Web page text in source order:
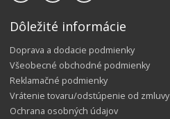
Dôležité informácie
Doprava a dodacie podmienky
Všeobecné obchodné podmienky
Reklamačné podmienky
Vrátenie tovaru/odstúpenie od zmluvy
Ochrana osobných údajov